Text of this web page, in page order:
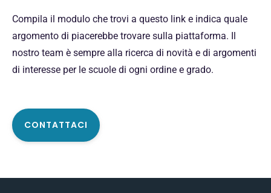
Compila il modulo che trovi a questo link e indica quale
argomento di piacerebbe trovare sulla piattaforma. Il
nostro team è sempre alla ricerca di novità e di argomenti
di interesse per le scuole di ogni ordine e grado.
CONTATTACI